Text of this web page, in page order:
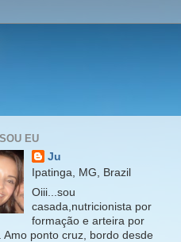
EU
Ju
Ipatinga, MG, Brazil
Oiii...sou
casada,nutricionista por
formação e arteira por
Amo ponto cruz, bordo desde